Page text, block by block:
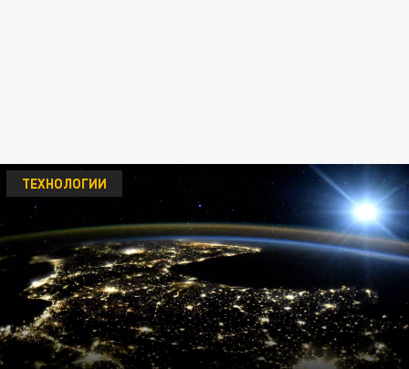
ТЕХНОЛОГИИ